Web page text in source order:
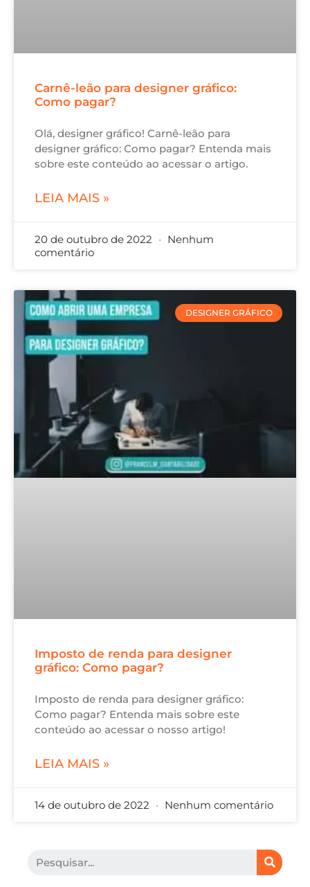
Carnê-leão para designer gráfico:
Como pagar?
Olá, designer gráfico! Carnê-leão para
designer gráfico: Como pagar? Entenda mais
sobre este conteúdo ao acessar o artigo.
LEIA MAIS »
20 de outubro de 2022
Nenhum
comentário
DESIGNER GRÁFICO
Imposto de renda para designer
gráfico: Como pagar?
Imposto de renda para designer gráfico:
Como pagar? Entenda mais sobre este
conteúdo ao acessar o nosso artigo!
LEIA MAIS »
14 de outubro de 2022 Nenhum comentário